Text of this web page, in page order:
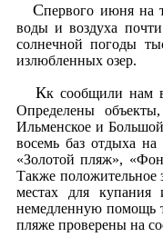
Спервого июня на
воды и воздуха
солнечной погоды
излюбленных озер.
Кк сообщили нам
Определены
Ильменское и
восемь баз отдыха
«Золотой пляж»,
Также положительное
местах для купания
немедленную помощь
пляже проверены на